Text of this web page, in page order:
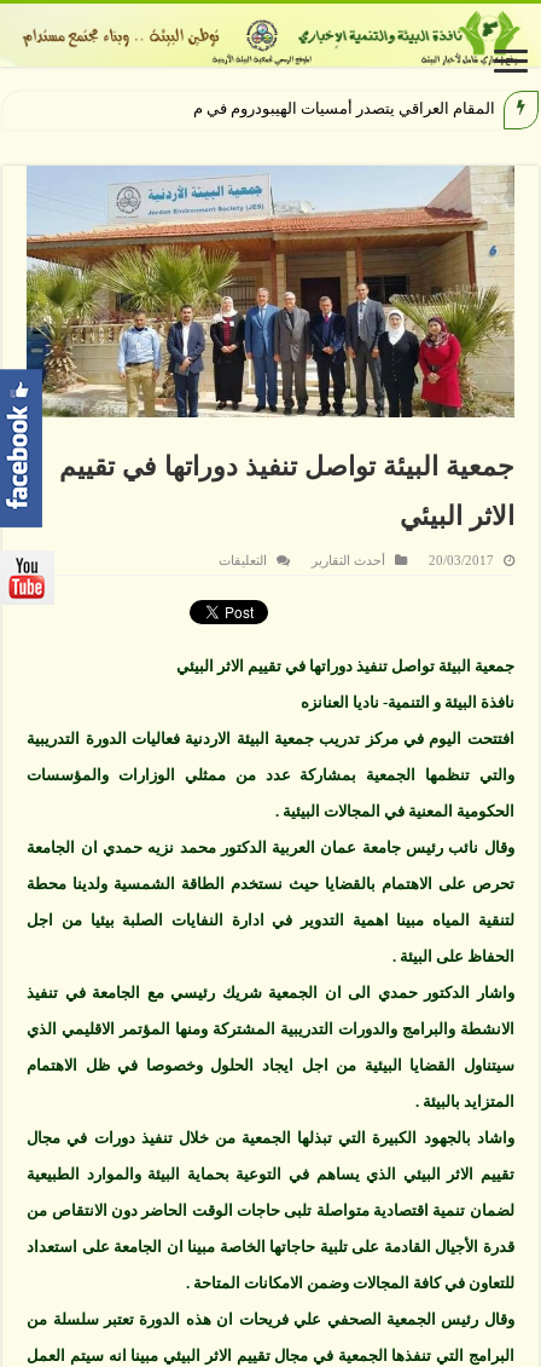
المقام العراقي يتصدر أمسيات الهيبودروم في مهرجان جرش
جمعية البيئة تواصل تنفيذ دوراتها في تقييم
الاثر البيئي
20/03/2017 أحدث التقارير التعليقات
تواصل
تنفيذ
تقييم
جمعية البيئة تواصل تنفيذ دوراتها في تقييم الاثر البيئي
نافذة البيئة و التنمية- ناديا العنانزه
افتتحت اليوم في مركز تدريب جمعية البيئة الاردنية فعاليات الدورة التدريبية
والتي تنظمها الجمعية بمشاركة عدد من ممثلي الوزارات والمؤسسات
الحكومية المعنية في المجالات البيئية .
وقال نائب رئيس جامعة عمان العربية الدكتور محمد نزيه حمدي ان الجامعة
تحرص على الاهتمام بالقضايا حيث نستخدم الطاقة الشمسية ولدينا محطة
لتنقية المياه مبينا اهمية التدوير في ادارة النفايات الصلبة بيئيا من اجل
الحفاظ على البيئة .
واشار الدكتور حمدي الى ان الجمعية شريك رئيسي مع الجامعة في تنفيذ
الانشطة والبرامج والدورات التدريبية المشتركة ومنها المؤتمر الاقليمي الذي
سيتناول القضايا البيئية من اجل ايجاد الحلول وخصوصا في ظل الاهتمام
المتزايد بالبيئة .
واشاد بالجهود الكبيرة التي تبذلها الجمعية من خلال تنفيذ دورات في مجال
تقييم الاثر البيئي الذي يساهم في التوعية بحماية البيئة والموارد الطبيعية
لضمان تنمية اقتصادية متواصلة تلبى حاجات الوقت الحاضر دون الانتقاص من
قدرة الأجيال القادمة على تلبية حاجاتها الخاصة مبينا ان الجامعة على استعداد
للتعاون في كافة المجالات وضمن الامكانات المتاحة .
وقال رئيس الجمعية الصحفي علي فريحات ان هذه الدورة تعتبر سلسلة من
البرامج التي تنفذها الجمعية في مجال تقييم الاثر البيئي مبينا انه سيتم العمل